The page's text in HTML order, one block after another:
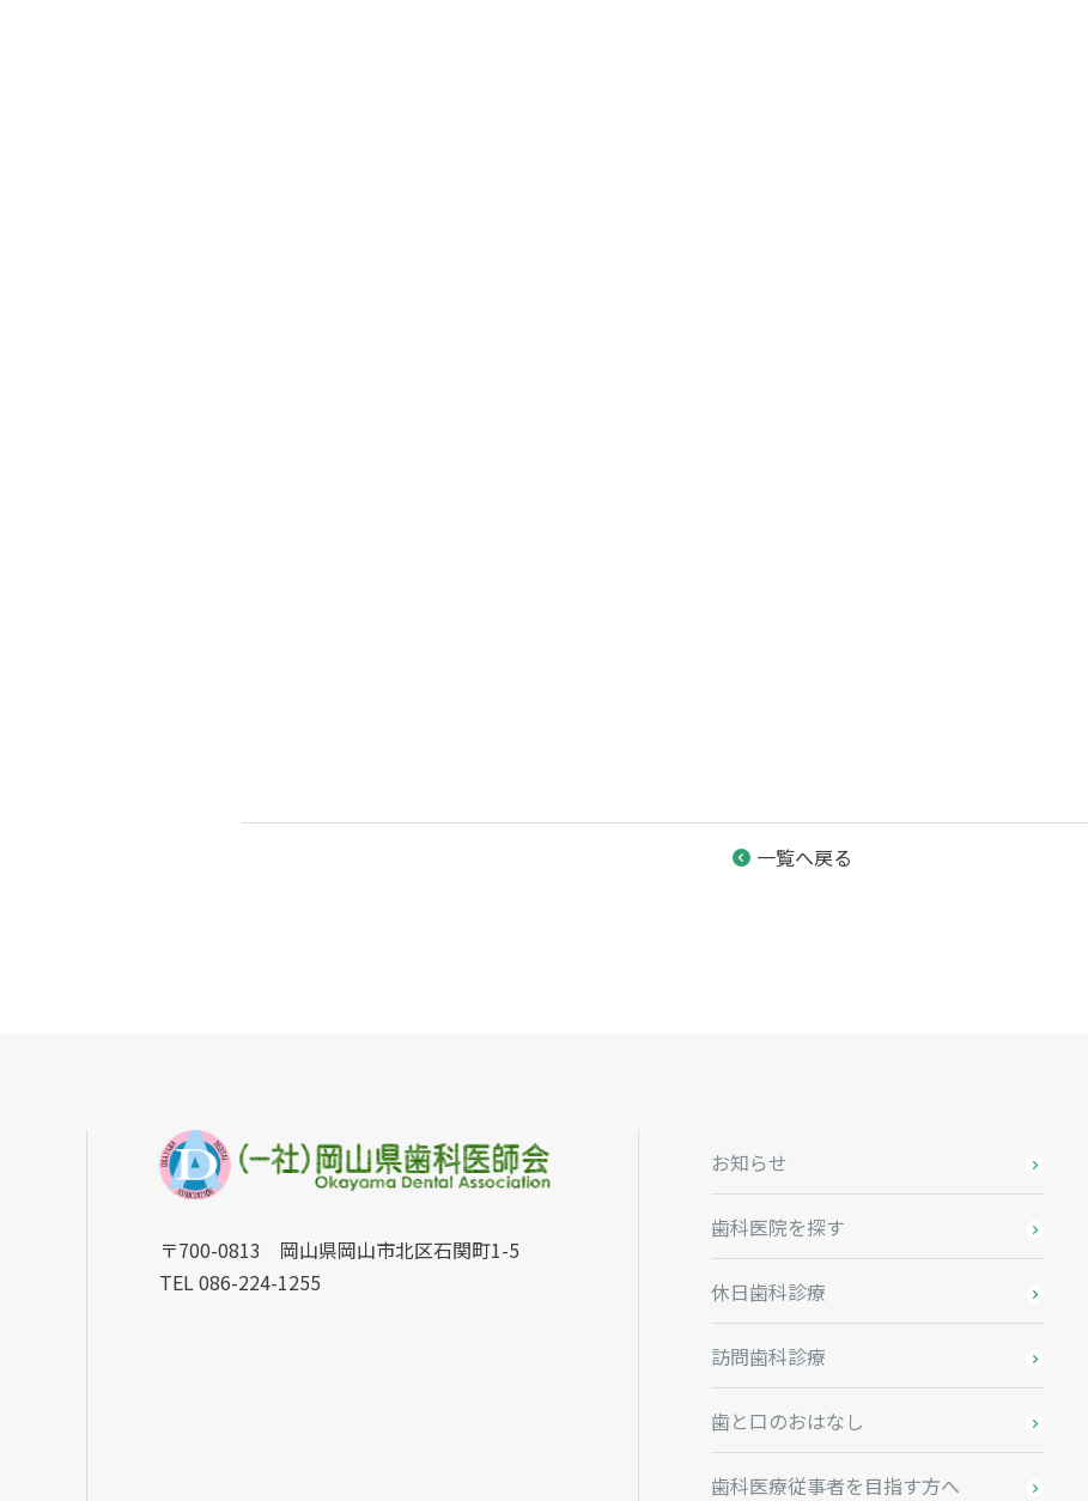
一覧へ戻る
〒700-0813 岡山県岡山市北区石関町1-5
TEL 086-224-1255
お知らせ
歯科医院を探す
休日歯科診療
訪問歯科診療
歯と口のおはなし
歯科医療従事者を目指す方へ